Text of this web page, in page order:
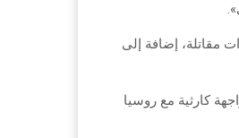
إضافة إلى
كارثية مع روسيا